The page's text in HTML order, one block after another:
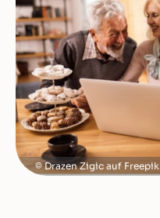
Drazen Zigic auf Freepik